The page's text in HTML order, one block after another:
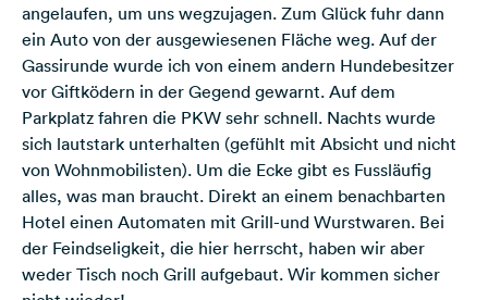
angelaufen, um uns wegzujagen. Zum Glück fuhr dann
ein Auto von der ausgewiesenen Fläche weg. Auf der
Gassirunde wurde ich von einem andern Hundebesitzer
vor Giftködern in der Gegend gewarnt. Auf dem
Parkplatz fahren die PKW sehr schnell. Nachts wurde
sich lautstark unterhalten (gefühlt mit Absicht und nicht
von Wohnmobilisten). Um die Ecke gibt es Fussläufig
alles, was man braucht. Direkt an einem benachbarten
Hotel einen Automaten mit Grill-und Wurstwaren. Bei
der Feindseligkeit, die hier herrscht, haben wir aber
weder Tisch noch Grill aufgebaut. Wir kommen sicher